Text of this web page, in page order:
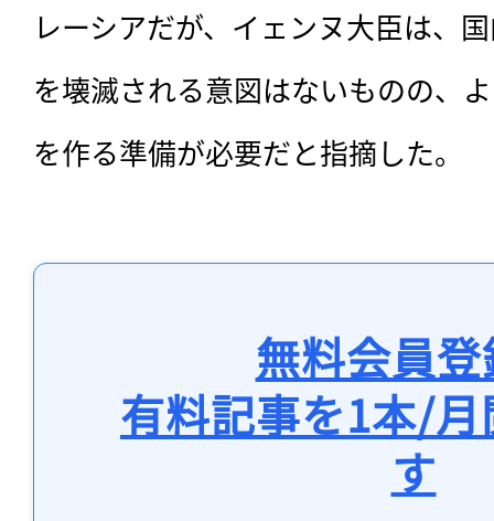
レーシアだが、イェンヌ大臣は、
を壊滅される意図はないものの、
を作る準備が必要だと指摘した。
無料会員
有料記事を1本/
す